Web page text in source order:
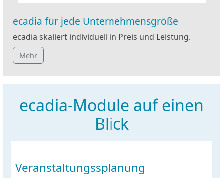
ecadia für jede Unternehmensgröße
ecadia skaliert individuell in Preis und Leistung.
Mehr
ecadia-Module auf einen
Blick
Veranstaltungssplanung